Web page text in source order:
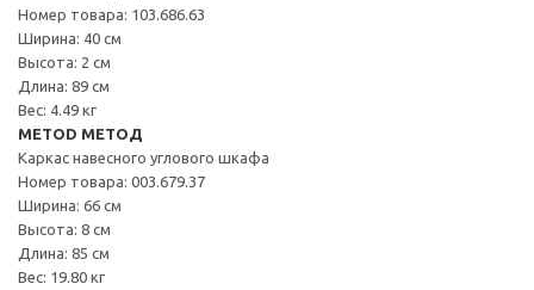
Номер товара: 103.686.63
Ширина: 40 см
Высота: 2 см
Длина: 89 см
Вес: 4.49 кг
METOD МЕТОД
Каркас навесного углового шкафа
Номер товара: 003.679.37
Ширина: 66 см
Высота: 8 см
Длина: 85 см
Вес: 19.80 кг